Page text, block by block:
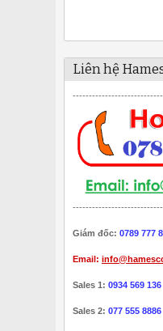
Liên hệ
Giám đốc: 0789 777
Email:
Sales 1: 0934 569 136
Sales 2: 077 555 8886